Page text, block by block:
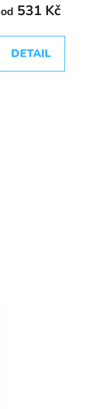
od 531 Kč
DETAIL